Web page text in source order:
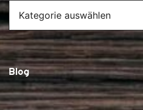
Kategorie
auswählen
Blog